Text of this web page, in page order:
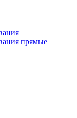
прямые